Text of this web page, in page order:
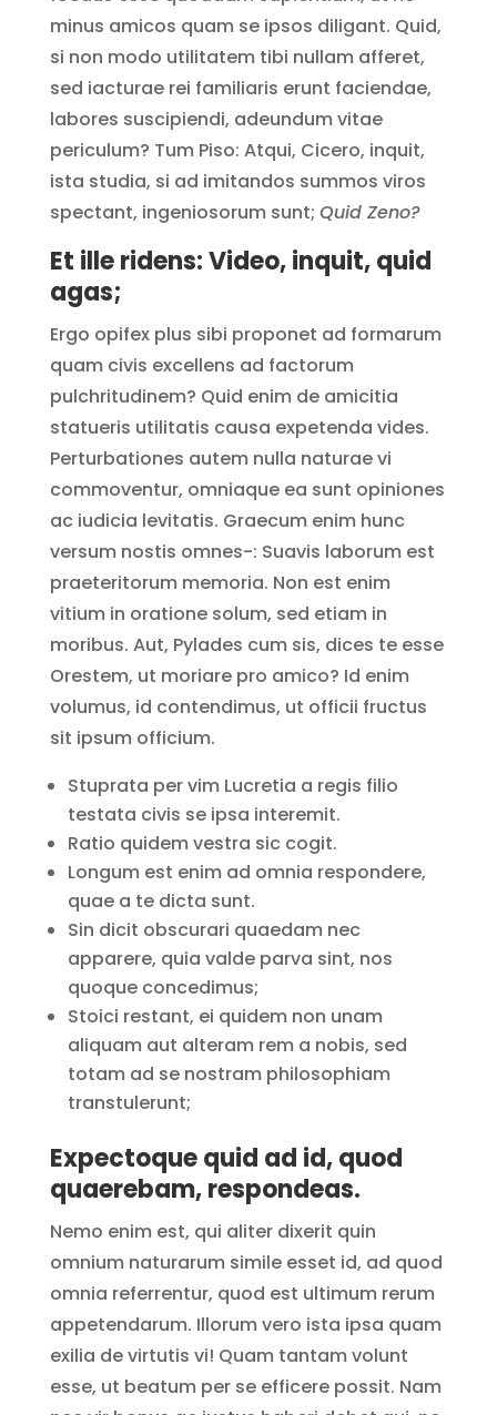
minus amicos quam se ipsos diligant. Quid,
si non modo utilitatem tibi nullam afferet,
sed iacturae rei familiaris erunt faciendae,
labores suscipiendi, adeundum vitae
periculum? Tum Piso: Atqui, Cicero, inquit,
ista studia, si ad imitandos summos viros
spectant, ingeniosorum sunt; Quid Zeno?
Et ille ridens: Video, inquit, quid
agas;
Ergo opifex plus sibi proponet ad formarum
quam civis excellens ad factorum
pulchritudinem? Quid enim de amicitia
statueris utilitatis causa expetenda vides.
Perturbationes autem nulla naturae vi
commoventur, omniaque ea sunt opiniones
ac iudicia levitatis. Graecum enim hunc
versum nostis omnes-: Suavis laborum est
praeteritorum memoria. Non est enim
vitium in oratione solum, sed etiam in
moribus. Aut, Pylades cum sis, dices te esse
Orestem, ut moriare pro amico? Id enim
volumus, id contendimus, ut officii fructus
sit ipsum officium.
Stuprata per vim Lucretia a regis filio
testata civis se ipsa interemit.
Ratio quidem vestra sic cogit.
Longum est enim ad omnia respondere,
quae a te dicta sunt.
Sin dicit obscurari quaedam nec
apparere, quia valde parva sint, nos
quoque concedimus;
Stoici restant, ei quidem non unam
aliquam aut alteram rem a nobis, sed
totam ad se nostram philosophiam
transtulerunt;
Expectoque quid ad id, quod
quaerebam, respondeas.
Nemo enim est, qui aliter dixerit quin
omnium naturarum simile esset id, ad quod
omnia referrentur, quod est ultimum rerum
appetendarum. Illorum vero ista ipsa quam
exilia de virtutis vi! Quam tantam volunt
esse, ut beatum per se efficere possit. Nam